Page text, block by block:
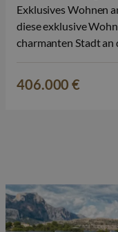
Exklusives Wohnen
diese exklusive
charmanten Stadt an
konzipiert, die Ruhe,
406.000 €